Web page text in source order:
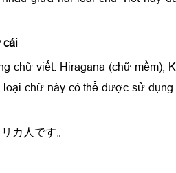
cái
chữ viết: Hiragana (chữ mềm),
chữ này có thể được sử dụng
カ人です。